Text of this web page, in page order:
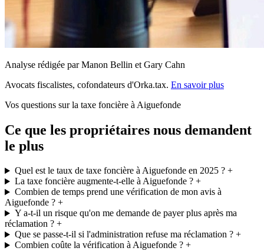
Analyse rédigée par Manon Bellin et Gary Cahn
Avocats fiscalistes, cofondateurs d'Orka.tax. En savoir plus
Vos questions sur la taxe foncière à Aiguefonde
Ce que les propriétaires nous demandent
le plus
Quel est le taux de taxe foncière à Aiguefonde en 2025 ?+
La taxe foncière augmente-t-elle à Aiguefonde ?+
Combien de temps prend une vérification de mon avis à
Aiguefonde ? +
Y a-t-il un risque qu'on me demande de payer plus après ma
réclamation ? +
Que se passe-t-il si l'administration refuse ma réclamation ?+
Combien coûte la vérification à Aiguefonde ?+